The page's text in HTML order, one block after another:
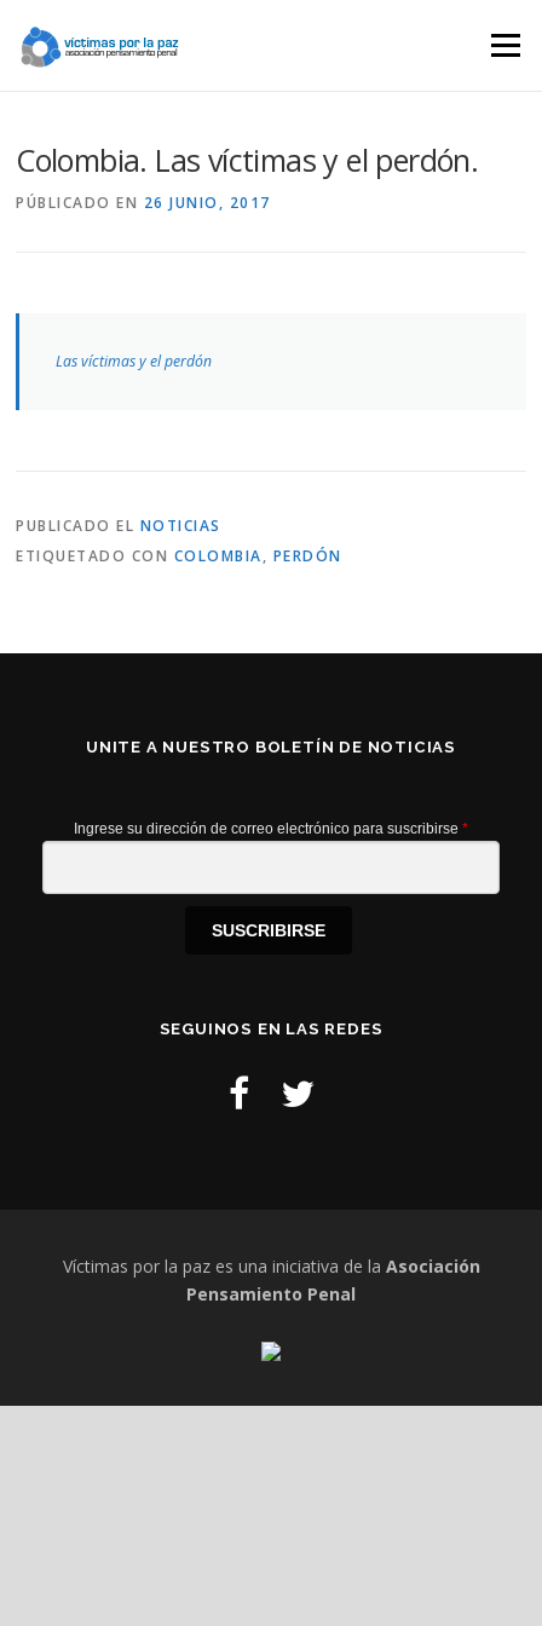
contenido
Menú
Colombia. Las víctimas y el perdón.
PÚBLICADO EN 26 JUNIO, 2017
Las víctimas y el perdón
PUBLICADO EL NOTICIAS
ETIQUETADO CON COLOMBIA, PERDÓN
UNITE A NUESTRO BOLETÍN DE NOTICIAS
Ingrese su dirección de correo electrónico para suscribirse *
SUSCRIBIRSE
SEGUINOS EN LAS REDES
Víctimas por la paz es una iniciativa de la Asociación
Pensamiento Penal